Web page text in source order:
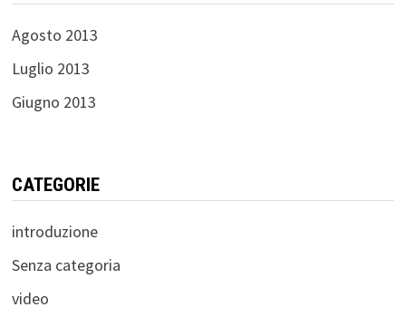
Agosto 2013
Luglio 2013
Giugno 2013
CATEGORIE
introduzione
Senza categoria
video